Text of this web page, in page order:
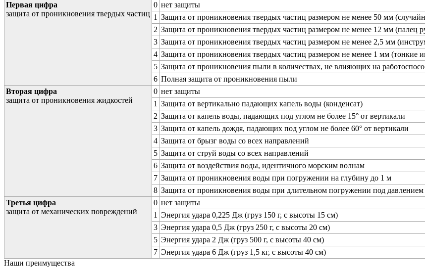
Первая цифра
защита от проникновения твердых частиц
0 нет защиты
1 Защита от проникновения твердых частиц размером не менее 50 мм
2 Защита от проникновения твердых частиц размером не менее 12 мм (палец
3 Защита от проникновения твердых частиц размером не менее 2,5 мм
4 Защита от проникновения твердых частиц размером не менее 1 мм (тонкие
5 Защита от проникновения пыли в количествах, не влияющих на
6 Полная защита от проникновения пыли
Вторая цифра
защита от проникновения жидкостей
0 нет защиты
1 Защита от вертикально падающих капель воды (конденсат)
2 Защита от капель воды, падающих под углом не более 15° от вертикали
3 Защита от капель дождя, падающих под углом не более 60° от вертикали
4 Защита от брызг воды со всех направлений
5 Защита от струй воды со всех направлений
6 Защита от воздействия воды, идентичного морским волнам
7 Защита от проникновения воды при погружении на глубину до 1 м
8 Защита от проникновения воды при длительном погружении под давлением
Третья цифра
защита от механических повреждений
0 нет защиты
1 Энергия удара 0,225 Дж (груз 150 г, с высоты 15 см)
3 Энергия удара 0,5 Дж (груз 250 г, с высоты 20 см)
5 Энергия удара 2 Дж (груз 500 г, с высоты 40 см)
7 Энергия удара 6 Дж (груз 1,5 кг, с высоты 40 см)
Наши преимущества